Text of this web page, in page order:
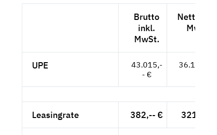
Brutto
inkl.
MwSt.
Netto
MwSt.
UPE
43.015,-
- €
36.147,--
Leasingrate 382,-- € 321,01 €